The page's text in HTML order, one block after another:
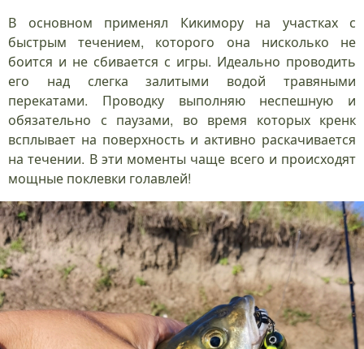
В основном применял Кикимору на участках с
быстрым течением, которого она нисколько не
боится и не сбивается с игры. Идеально проводить
его над слегка залитыми водой травяными
перекатами. Проводку выполняю неспешную и
обязательно с паузами, во время которых кренк
всплывает на поверхность и активно раскачивается
на течении. В эти моменты чаще всего и происходят
мощные поклевки голавлей!